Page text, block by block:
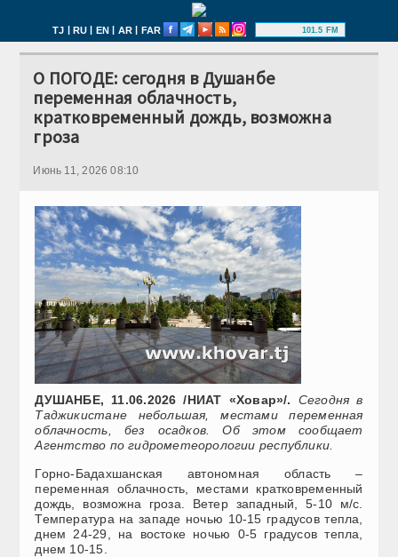
TJ | RU | EN | AR | FAR 101.5 FM
О ПОГОДЕ: сегодня в Душанбе
переменная облачность,
кратковременный дождь, возможна
гроза
Июнь 11, 2026 08:10
ДУШАНБЕ, 11.06.2026 /НИАТ «Ховар»/.
Сегодня в
Таджикистане небольшая, местами переменная
облачность, без осадков. Об этом сообщает
Агентство по гидрометеорологии республики.
Горно-Бадахшанская автономная область –
переменная облачность, местами кратковременный
дождь, возможна гроза. Ветер западный, 5-10 м/с.
Температура на западе ночью 10-15 градусов тепла,
днем 24-29, на востоке ночью 0-5 градусов тепла,
днем 10-15.